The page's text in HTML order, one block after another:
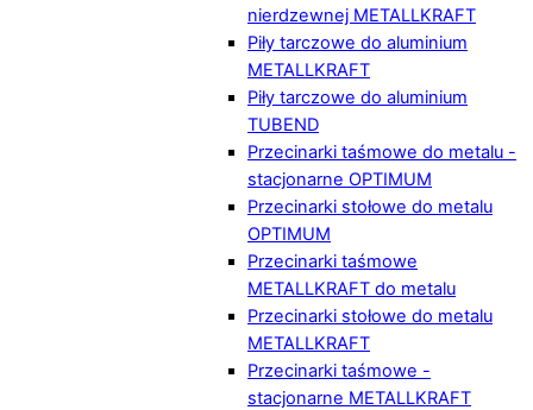
nierdzewnej METALLKRAFT
Piły tarczowe do aluminium
METALLKRAFT
Piły tarczowe do aluminium
TUBEND
Przecinarki taśmowe do metalu -
stacjonarne OPTIMUM
Przecinarki stołowe do metalu
OPTIMUM
Przecinarki taśmowe
METALLKRAFT do metalu
Przecinarki stołowe do metalu
METALLKRAFT
Przecinarki taśmowe -
stacjonarne METALLKRAFT